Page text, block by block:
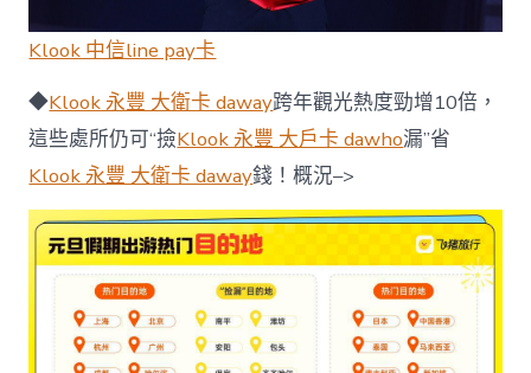
Klook 中信line pay卡
◆Klook 永豐 大衛卡 daway跨年觀光熱度勁增10倍，
這些處所仍可“撿Klook 永豐 大戶卡 dawho漏”省
Klook 永豐 大衛卡 daway錢！概況–>